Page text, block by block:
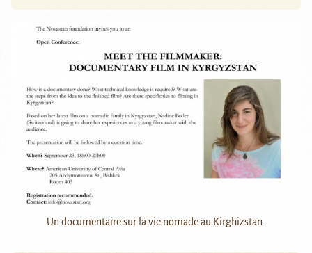
Un documentaire sur la vie nomade au Kirghizstan.